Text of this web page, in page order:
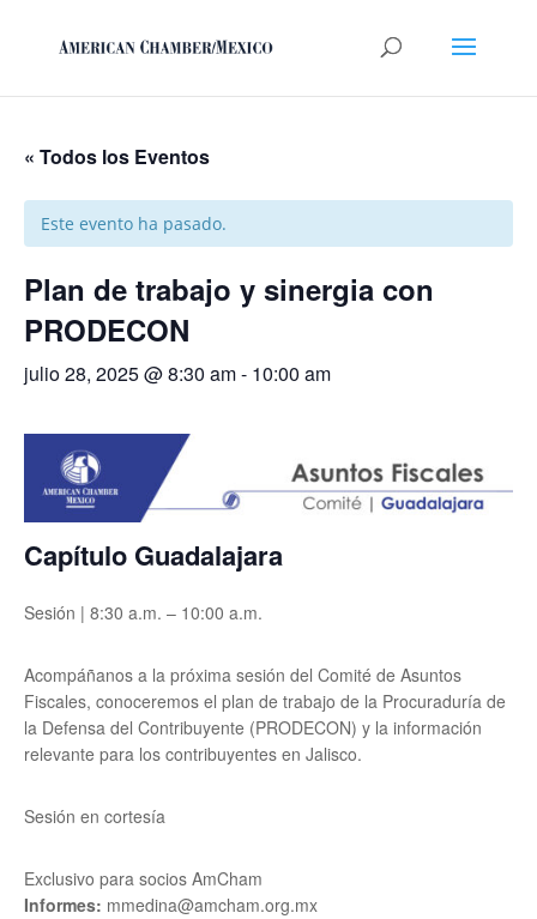
« Todos los Eventos
Este evento ha pasado.
Plan de trabajo y sinergia con
PRODECON
julio 28, 2025 @ 8:30 am- 10:00 am
Capítulo Guadalajara
Sesión | 8:30 a.m. – 10:00 a.m.
Acompáñanos a la próxima sesión del Comité de Asuntos
Fiscales, conoceremos el plan de trabajo de la Procuraduría de
la Defensa del Contribuyente (PRODECON) y la información
relevante para los contribuyentes en Jalisco.
Sesión en cortesía
Exclusivo para socios AmCham
Informes: mmedina@amcham.org.mx